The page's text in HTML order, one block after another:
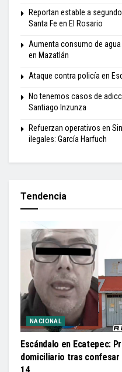
Reportan estable a
Santa Fe en El Rosario
Aumenta consumo de
en Mazatlán
Ataque contra policía en
No tenemos casos de
Santiago Inzunza
Refuerzan operativos en
ilegales: García Harfuch
Tendencia
NACIONAL
Escándalo en Ecatepec:
domiciliario tras confesar